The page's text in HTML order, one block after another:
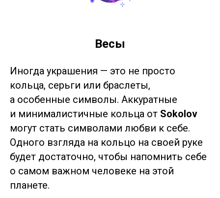
Весы
Иногда украшения — это не просто
кольца, серьги или браслеты,
а особенные символы. Аккуратные
и минималистичные кольца от Sokolov
могут стать символами любви к себе.
Одного взгляда на кольцо на своей руке
будет достаточно, чтобы напомнить себе
о самом важном человеке на этой
планете.